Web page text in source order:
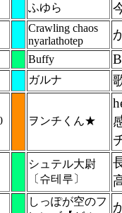
ふゆら
Crawling chaos
nyarlathotep
Buffy
ガルナ
ヲンチくん★
シュテル大尉
〔슈테루〕
しっぽが空のフ